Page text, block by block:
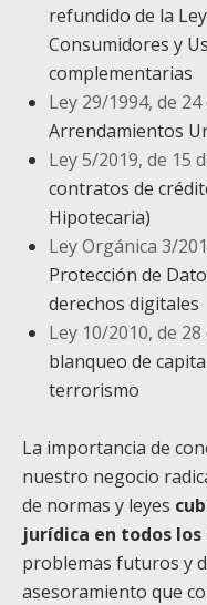
refundido de la
Consumidores y
complementarias
Ley 29/1994, de
Arrendamientos
Ley 5/2019, de 15
contratos de
Hipotecaria)
Ley Orgánica 3/
Protección de
derechos digitales
Ley 10/2010, de
blanqueo de
terrorismo
La importancia de
nuestro negocio
de normas y leyes
jurídica en todos
problemas futuros y
asesoramiento que